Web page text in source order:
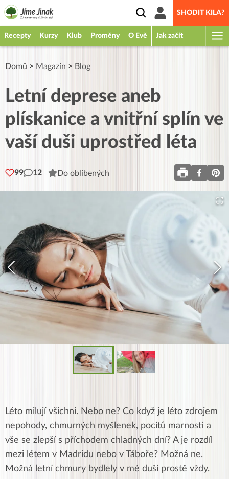
SHODIT KILA?
Recepty Kurzy Klub Proměny O Evě Jak začít
Domů > Magazín > Blog
Letní deprese aneb
plískanice a vnitřní splín ve
vaší duši uprostřed léta
99 12 Do oblíbených
Léto milují všichni. Nebo ne? Co když je léto zdrojem
nepohody, chmurných myšlenek, pocitů marnosti a
vše se zlepší s příchodem chladných dní? A je rozdíl
mezi létem v Madridu nebo v Táboře? Možná ne.
Možná letní chmury bydlely v mé duši prostě vždy.